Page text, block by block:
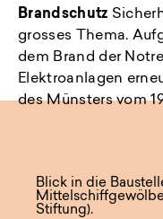
Brandschutz
grosses Thema.
dem Brand der
Elektroanlagen
des Münsters vom
Blick in die
Stiftung).